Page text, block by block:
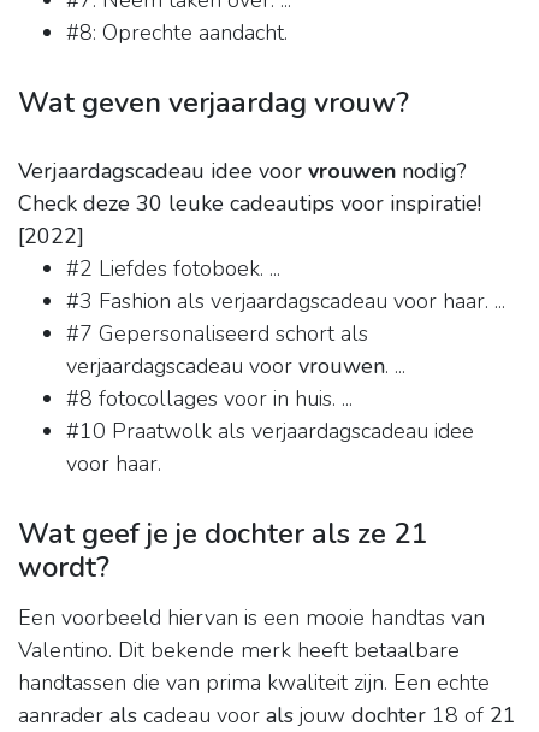
#8: Oprechte aandacht.
Wat geven verjaardag vrouw?
Verjaardagscadeau idee voor vrouwen nodig?
Check deze 30 leuke cadeautips voor inspiratie!
[2022]
#2 Liefdes fotoboek. ...
#3 Fashion als verjaardagscadeau voor haar. ...
#7 Gepersonaliseerd schort als
verjaardagscadeau voor vrouwen. ...
#8 fotocollages voor in huis. ...
#10 Praatwolk als verjaardagscadeau idee
voor haar.
Wat geef je je dochter als ze 21
wordt?
Een voorbeeld hiervan is een mooie handtas van
Valentino. Dit bekende merk heeft betaalbare
handtassen die van prima kwaliteit zijn. Een echte
aanrader als cadeau voor als jouw dochter 18 of 21